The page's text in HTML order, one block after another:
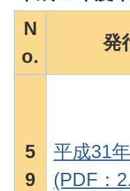
N
o.
発
5
9
平成31
(PDF：